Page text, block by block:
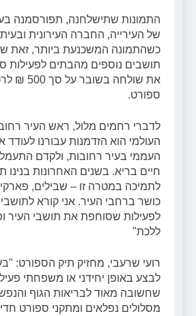
התמונות שתישלחנה, תפורסמנה
של העירייה, החברה העירונית
כשהתמונה המשכנעת ביותר, זאת
תושבים נוספים מהבתים לפעילות
את שולחה
ספורט.
לדברי רחמים מלול, ראש העיר
העולמי הוא הזדמנות עבורנו
העממי בעיר רחובות, ולקדם
חיים בריא. בשנים האחרונות בנינו
לתמיכה במטרה זו – שבילים,
כושר ברחבי העיר. אני קורא
לפעילות שסוחפת את תושבי העיר
ללכת"
רועי שרעבי, מחזיק תיק הספורט:
לבצע באופן יחידני או משפחתי
שחשובה מאוד לבריאות הגוף
מסלולים נפלאים ומתקני ספורט